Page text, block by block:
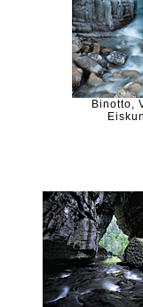
Binotto,